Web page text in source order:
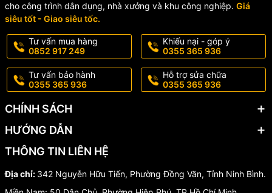
cho công trình dân dụng, nhà xưởng và khu công nghiệp. Giá
siêu tốt - Giao siêu tốc.
Tư vấn mua hàng
0852 917 249
Khiếu nại - góp ý
0355 365 936
Tư vấn bảo hành
0355 365 936
Hỗ trợ sửa chữa
0355 365 936
CHÍNH SÁCH
HƯỚNG DẪN
THÔNG TIN LIÊN HỆ
Địa chỉ: 342 Nguyễn Hữu Tiến, Phường Đồng Văn, Tỉnh Ninh Bình.